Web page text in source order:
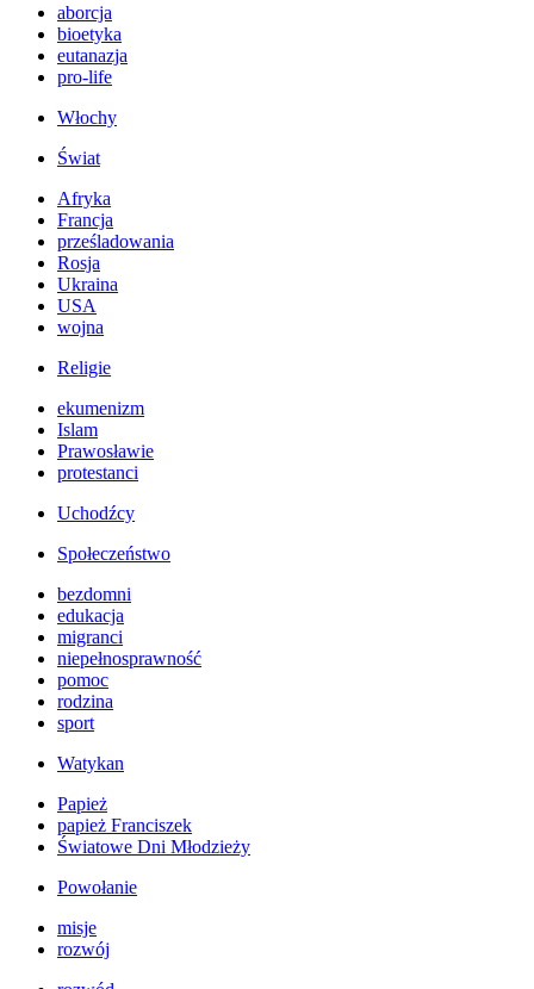
aborcja
bioetyka
eutanazja
pro-life
Włochy
Świat
Afryka
Francja
prześladowania
Rosja
Ukraina
USA
wojna
Religie
ekumenizm
Islam
Prawosławie
protestanci
Uchodźcy
Społeczeństwo
bezdomni
edukacja
migranci
niepełnosprawność
pomoc
rodzina
sport
Watykan
Papież
papież Franciszek
Światowe Dni Młodzieży
Powołanie
misje
rozwój